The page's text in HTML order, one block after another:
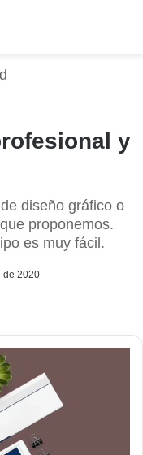
y
diseño gráfico o
proponemos.
es muy fácil.
de 2020